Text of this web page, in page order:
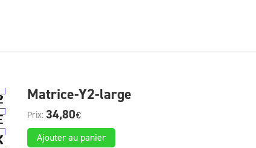
Matrice-Y2-large
34,80€
Ajouter au panier